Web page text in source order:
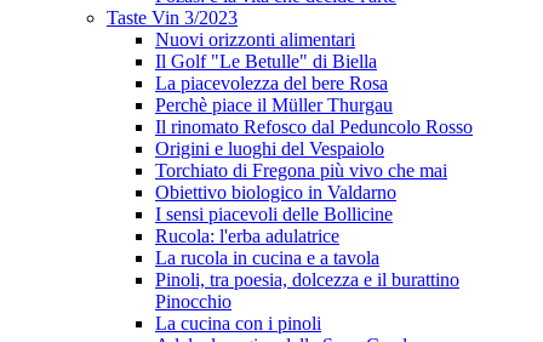
Taste Vin 3/2023
Nuovi orizzonti alimentari
Il Golf "Le Betulle" di Biella
La piacevolezza del bere Rosa
Perchè piace il Müller Thurgau
Il rinomato Refosco dal Peduncolo Rosso
Origini e luoghi del Vespaiolo
Torchiato di Fregona più vivo che mai
Obiettivo biologico in Valdarno
I sensi piacevoli delle Bollicine
Rucola: l'erba adulatrice
La rucola in cucina e a tavola
Pinoli, tra poesia, dolcezza e il burattino
Pinocchio
La cucina con i pinoli